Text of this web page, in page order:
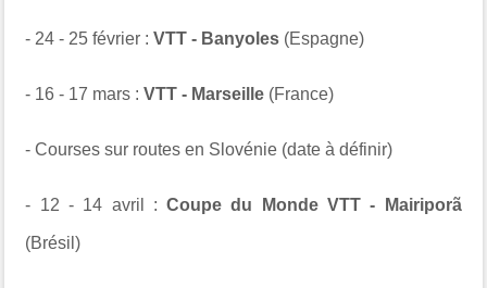
- 24 - 25 février :VTT - Banyoles (Espagne)
- 16 - 17 mars :VTT - Marseille (France)
- Courses sur routes en Slovénie (date à définir)
- 12 - 14 avril :Coupe du Monde VTT - Mairiporã
(Brésil)